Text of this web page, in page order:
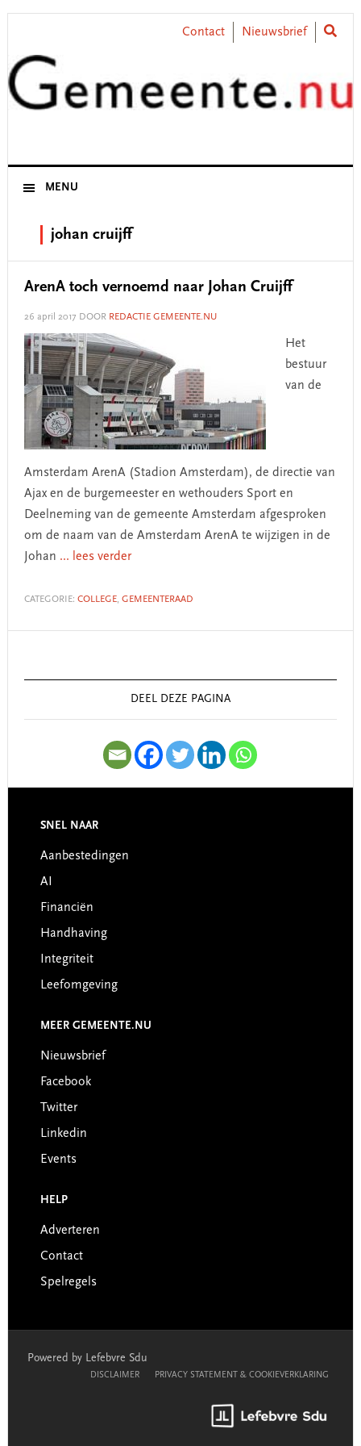
Skip
primary
navigation
Skip
content
Skip
primary
sidebar
Skip
footer
Contact Nieuwsbrief
MENU
johan cruijff
ArenA toch vernoemd naar Johan Cruijff
26 april 2017 DOOR REDACTIE GEMEENTE.NU
Het
bestuur
van de
Amsterdam ArenA (Stadion Amsterdam), de directie van
Ajax en de burgemeester en wethouders Sport en
Deelneming van de gemeente Amsterdam afgesproken
om de naam van de Amsterdam ArenA te wijzigen in de
Johan ... lees verder
CATEGORIE: COLLEGE, GEMEENTERAAD
Sidebar
DEEL DEZE PAGINA
Footer
SNEL NAAR
Aanbestedingen
AI
Financiën
Handhaving
Integriteit
Leefomgeving
MEER GEMEENTE.NU
Nieuwsbrief
Facebook
Twitter
Linkedin
Events
HELP
Adverteren
Contact
Spelregels
Powered by Lefebvre Sdu
DISCLAIMER PRIVACY STATEMENT & COOKIEVERKLARING